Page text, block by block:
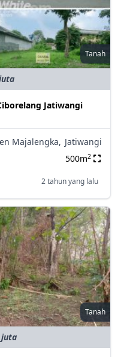
Tanah
Jatiwangi
Majalengka, Jatiwangi
500m2
2 tahun yang lalu
Tanah
juta